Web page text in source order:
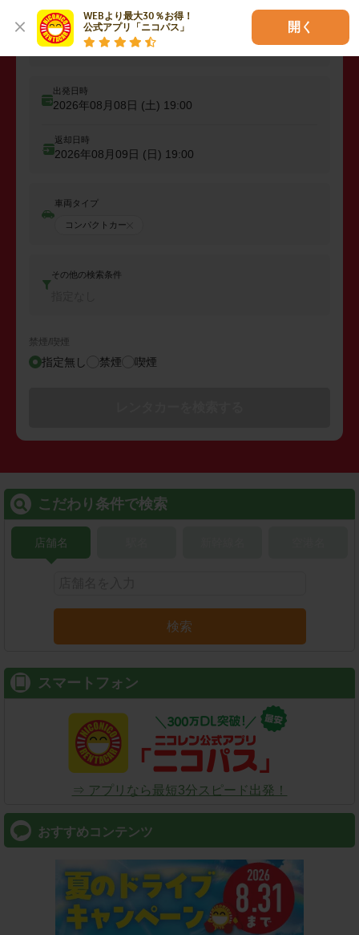
WEBより最大30％お得！
公式アプリ「ニコパス」
開く
出発
出発店舗、エリアを入力
出発日時
2026年08月08日 (土) 19:00
返却日時
2026年08月09日 (日) 19:00
車両タイプ
コンパクトカー
その他の検索条件
禁煙/喫煙
指定無し 禁煙 喫煙
こだわり条件で検索
店舗名
検索
スマートフォン
⇒ アプリなら最短3分スピード出発！
おすすめコンテンツ